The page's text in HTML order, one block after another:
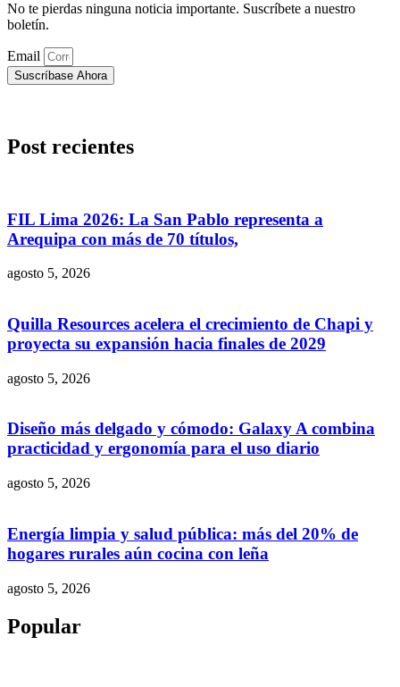
No te pierdas ninguna noticia importante. Suscríbete a nuestro
boletín.
Email
Suscríbase Ahora
Post recientes
FIL Lima 2026: La San Pablo representa a
Arequipa con más de 70 títulos,
agosto 5, 2026
Quilla Resources acelera el crecimiento de Chapi y
proyecta su expansión hacia finales de 2029
agosto 5, 2026
Diseño más delgado y cómodo: Galaxy A combina
practicidad y ergonomía para el uso diario
agosto 5, 2026
Energía limpia y salud pública: más del 20% de
hogares rurales aún cocina con leña
agosto 5, 2026
Popular